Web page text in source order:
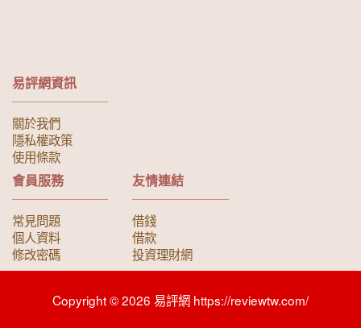
易評網資訊
關於我們
隱私權政策
使用條款
會員服務
常見問題
個人資料
修改密碼
友情連結
借錢
借款
投資理財網
Copyright © 2026 易評網 https://reviewtw.com/